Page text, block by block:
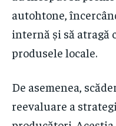
autohtone,
internă și să atragă
produsele locale.
De asemenea,
reevaluare a